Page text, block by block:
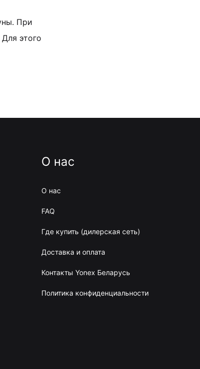
При
этого
О нас
О нас
FAQ
Где купить (дилерская сеть)
Доставка и оплата
Контакты Yonex Беларусь
Политика конфиденциальности